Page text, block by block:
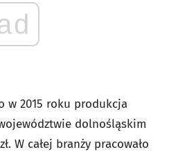
w 2015 roku produkcja
dolnośląskim
W całej branży pracowało